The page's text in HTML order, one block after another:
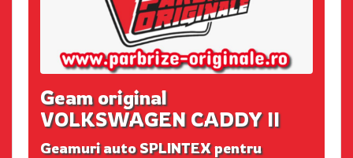
Geam original
VOLKSWAGEN CADDY II
Geamuri auto SPLINTEX pentru